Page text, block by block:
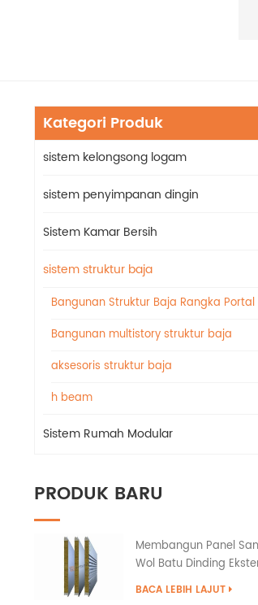
Kategori Produk
sistem kelongsong logam
sistem penyimpanan dingin
Sistem Kamar Bersih
sistem struktur baja
Bangunan Struktur Baja Rangka Portal
Bangunan multistory struktur baja
aksesoris struktur baja
h beam
Sistem Rumah Modular
PRODUK BARU
Membangun Panel
Wol Batu Dinding
dengan Penyegelan
BACA LEBIH LAJUT